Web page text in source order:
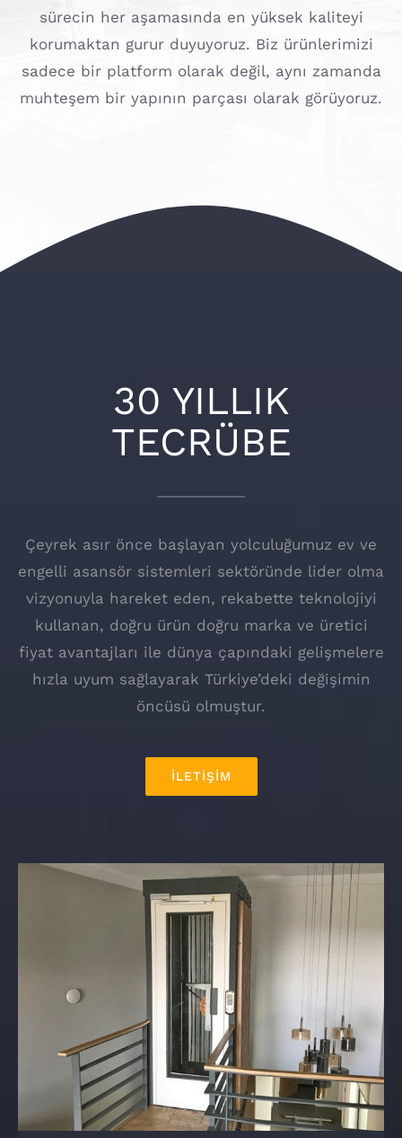
sürecin her aşamasında en yüksek kaliteyi
korumaktan gurur duyuyoruz. Biz ürünlerimizi
sadece bir platform olarak değil, aynı zamanda
muhteşem bir yapının parçası olarak görüyoruz.
30 YILLIK
TECRÜBE
Çeyrek asır önce başlayan yolculuğumuz ev ve
engelli asansör sistemleri sektöründe lider olma
vizyonuyla hareket eden, rekabette teknolojiyi
kullanan, doğru ürün doğru marka ve üretici
fiyat avantajları ile dünya çapındaki gelişmelere
hızla uyum sağlayarak Türkiye’deki değişimin
öncüsü olmuştur.
İLETİŞİM